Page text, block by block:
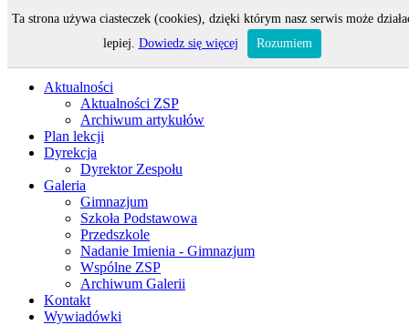
Odwiedza nas 112 gości oraz 0 użytkowników.
Aktualności
Aktualności ZSP
Archiwum artykułów
Plan lekcji
Dyrekcja
Dyrektor Zespołu
Galeria
Gimnazjum
Szkoła Podstawowa
Przedszkole
Nadanie Imienia - Gimnazjum
Wspólne ZSP
Archiwum Galerii
Kontakt
Wywiadówki
Ta strona używa ciasteczek (cookies), dzięki którym nasz serwis może
lepiej. Dowiedz się więcej Rozumiem